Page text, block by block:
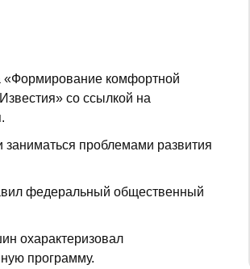
«Формирование комфортной
со ссылкой на
заниматься проблемами развития
федеральный общественный
охарактеризовал
программу.